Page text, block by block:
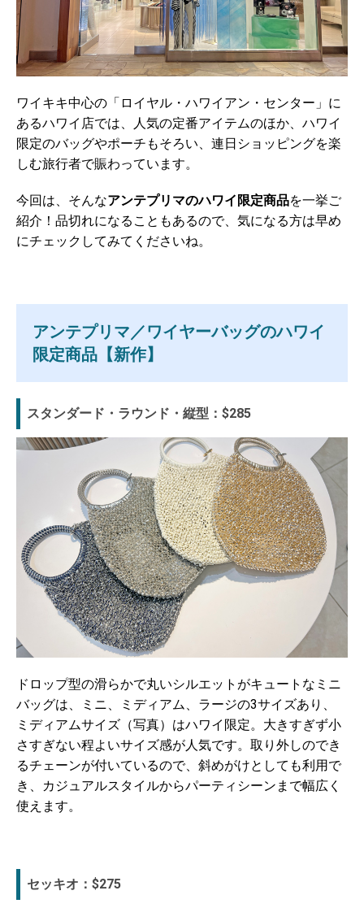
ワイキキ中心の「ロイヤル・ハワイアン・センター」に
あるハワイ店では、人気の定番アイテムのほか、ハワイ
限定のバッグやポーチもそろい、連日ショッピングを楽
しむ旅行者で賑わっています。
今回は、そんなアンテプリマのハワイ限定商品を一挙ご
紹介！品切れになることもあるので、気になる方は早め
にチェックしてみてくださいね。
アンテプリマ／ワイヤーバッグのハワイ
限定商品【新作】
スタンダード・ラウンド・縦型：$285
ドロップ型の滑らかで丸いシルエットがキュートなミニ
バッグは、ミニ、ミディアム、ラージの3サイズあり、
ミディアムサイズ（写真）はハワイ限定。大きすぎず小
さすぎない程よいサイズ感が人気です。取り外しのでき
るチェーンが付いているので、斜めがけとしても利用で
き、カジュアルスタイルからパーティシーンまで幅広く
使えます。
セッキオ：$275